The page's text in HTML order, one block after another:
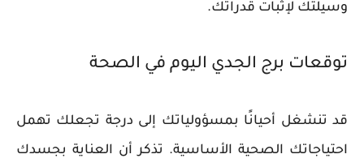
وسيلتك لإثبات قدراتك.
توقعات برج الجدي اليوم في الصحة
قد تنشغل أحيانًا بمسؤولياتك إلى درجة تجعلك تهمل
احتياجاتك الصحية الأساسية. تذكر أن العناية بجسدك